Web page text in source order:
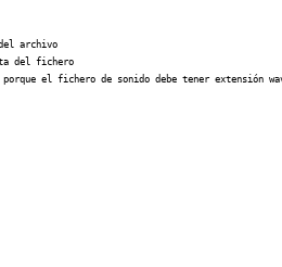
archivo
del fichero
el fichero de sonido debe tener extensión